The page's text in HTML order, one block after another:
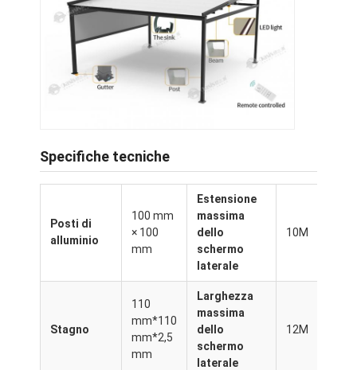
Prodotti
Video
Visita alla fabbrica
Specifiche tecniche
Posti di
alluminio
100 mm
× 100
mm
Estensione
massima
dello
schermo
laterale
10M
Stagno
110
mm*110
mm*2,5
mm
Larghezza
massima
dello
schermo
laterale
12M